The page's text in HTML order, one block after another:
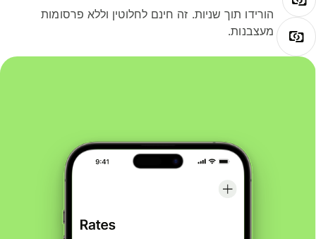
הורידו תוך שניות. זה חינם לחלוטין וללא פרסומות
מעצבנות.